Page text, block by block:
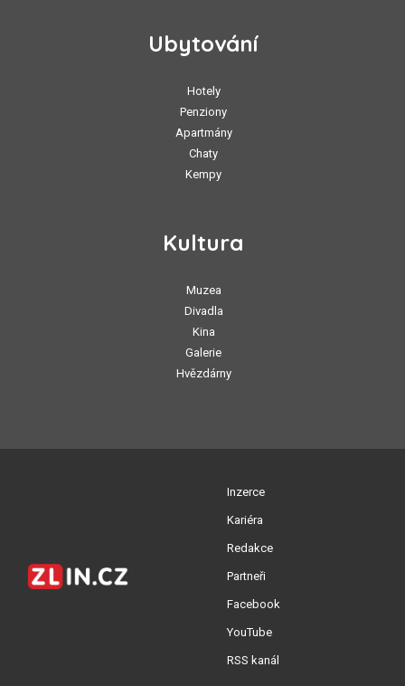
Ubytování
Hotely
Penziony
Apartmány
Chaty
Kempy
Kultura
Muzea
Divadla
Kina
Galerie
Hvězdárny
Inzerce
Kariéra
Redakce
Partneři
Facebook
YouTube
RSS kanál